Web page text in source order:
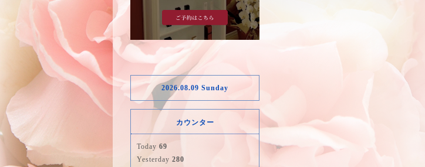
2026.08.09 Sunday
カウンター
Today 69
Yesterday 280